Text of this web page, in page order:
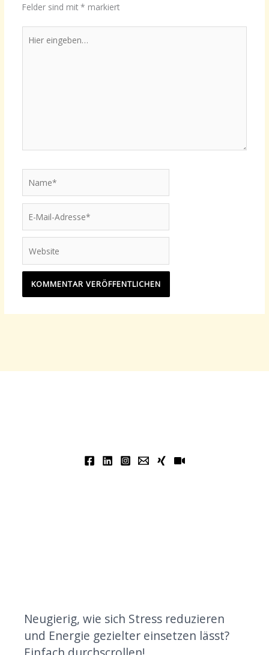
Felder sind mit * markiert
eingeben…
Mail-
Adresse*
Neugierig, wie sich Stress reduzieren
und Energie gezielter einsetzen lässt?